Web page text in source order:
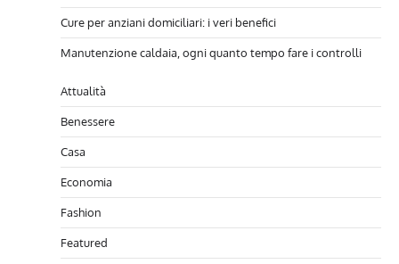
Cure per anziani domiciliari: i veri benefici
Manutenzione caldaia, ogni quanto tempo fare i controlli
Attualità
Benessere
Casa
Economia
Fashion
Featured